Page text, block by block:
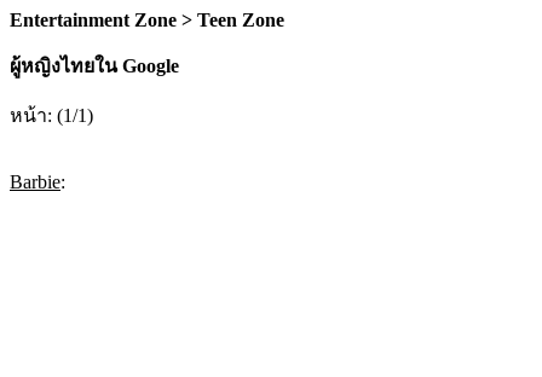
Entertainment Zone > Teen Zone
ผู้หญิงไทยใน Google
หน้า: (1/1)
Barbie: